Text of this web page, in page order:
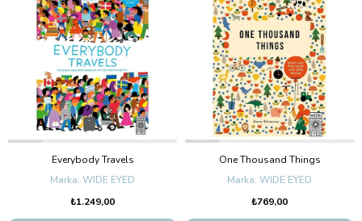
Everybody Travels
WIDE EYED
₺1.249,00
One Thousand Things
WIDE EYED
₺769,00